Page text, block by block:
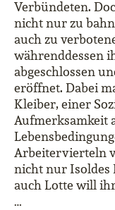
Verbündeten.
nicht nur zu
auch zu
währenddessen
abgeschlossen
eröffnet. Dabei
Kleiber, einer
Aufmerksamkeit
Arbeitervierteln
nicht nur Isoldes
auch Lotte will
…